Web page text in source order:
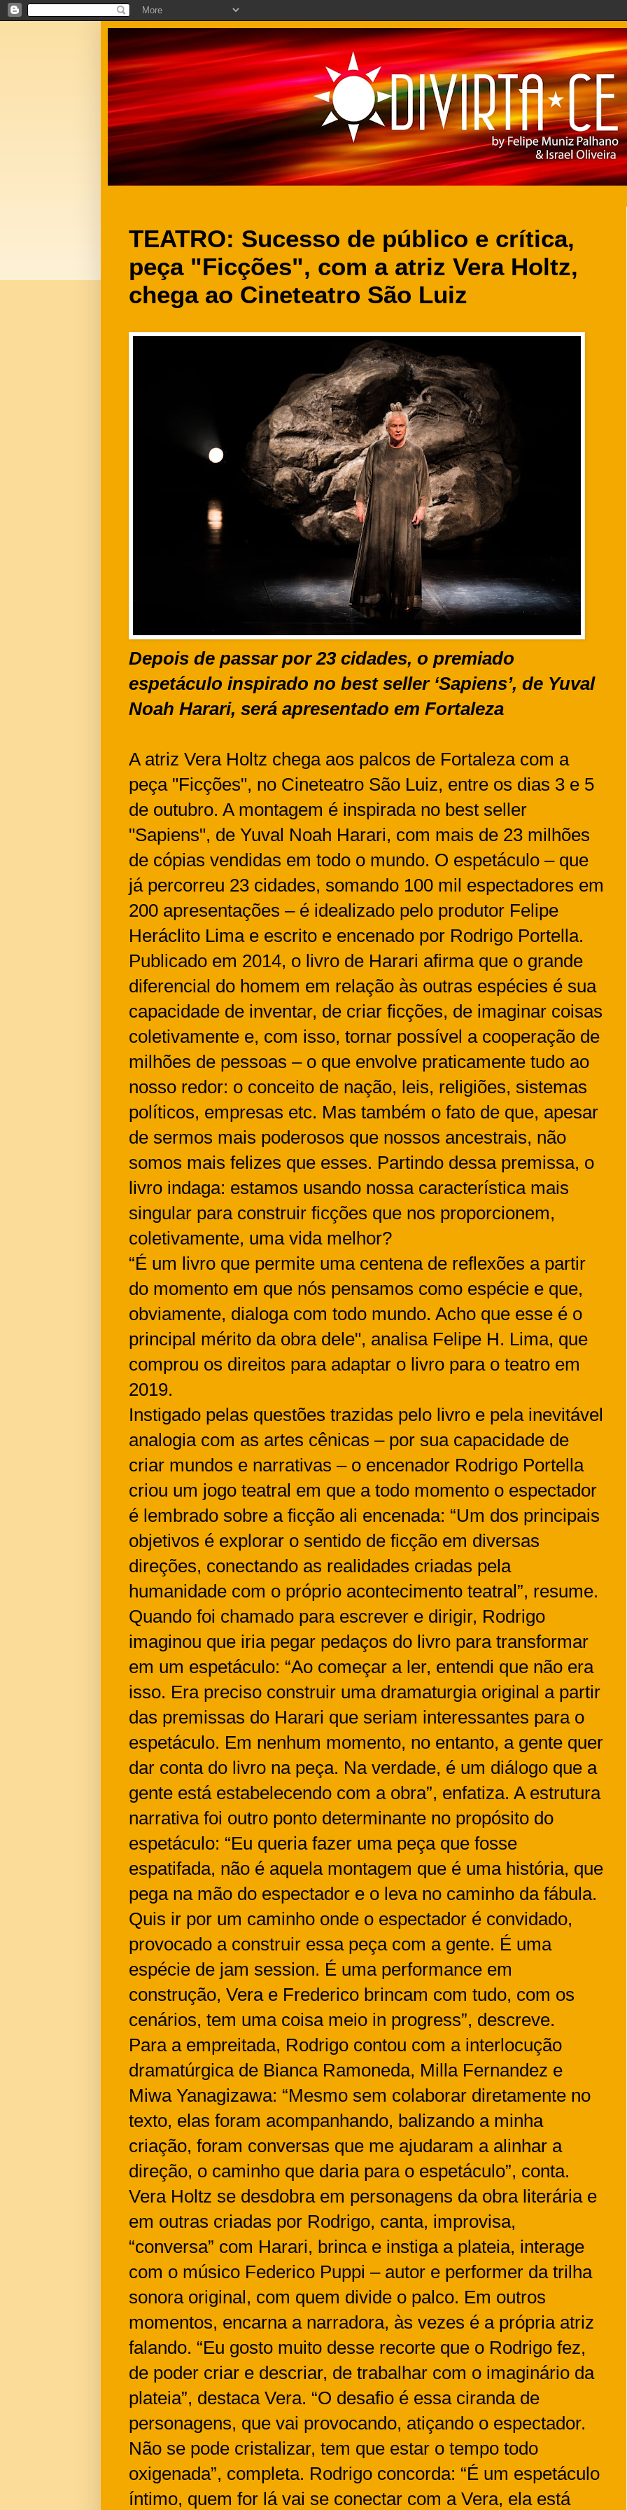
TEATRO: Sucesso de público e crítica,
peça "Ficções", com a atriz Vera Holtz,
chega ao Cineteatro São Luiz
Depois de passar por 23 cidades, o premiado
espetáculo inspirado no best seller ‘Sapiens’, de Yuval
Noah Harari, será apresentado em Fortaleza
A atriz Vera Holtz chega aos palcos de Fortaleza com a
peça "Ficções", no Cineteatro São Luiz, entre os dias 3 e 5
de outubro. A montagem é inspirada no best seller
"Sapiens", de Yuval Noah Harari, com mais de 23 milhões
de cópias vendidas em todo o mundo. O espetáculo – que
já percorreu 23 cidades, somando 100 mil espectadores em
200 apresentações – é idealizado pelo produtor Felipe
Heráclito Lima e escrito e encenado por Rodrigo Portella.
Publicado em 2014, o livro de Harari afirma que o grande
diferencial do homem em relação às outras espécies é sua
capacidade de inventar, de criar ficções, de imaginar coisas
coletivamente e, com isso, tornar possível a cooperação de
milhões de pessoas – o que envolve praticamente tudo ao
nosso redor: o conceito de nação, leis, religiões, sistemas
políticos, empresas etc. Mas também o fato de que, apesar
de sermos mais poderosos que nossos ancestrais, não
somos mais felizes que esses. Partindo dessa premissa, o
livro indaga: estamos usando nossa característica mais
singular para construir ficções que nos proporcionem,
coletivamente, uma vida melhor?
“É um livro que permite uma centena de reflexões a partir
do momento em que nós pensamos como espécie e que,
obviamente, dialoga com todo mundo. Acho que esse é o
principal mérito da obra dele", analisa Felipe H. Lima, que
comprou os direitos para adaptar o livro para o teatro em
2019.
Instigado pelas questões trazidas pelo livro e pela inevitável
analogia com as artes cênicas – por sua capacidade de
criar mundos e narrativas – o encenador Rodrigo Portella
criou um jogo teatral em que a todo momento o espectador
é lembrado sobre a ficção ali encenada: “Um dos principais
objetivos é explorar o sentido de ficção em diversas
direções, conectando as realidades criadas pela
humanidade com o próprio acontecimento teatral”, resume.
Quando foi chamado para escrever e dirigir, Rodrigo
imaginou que iria pegar pedaços do livro para transformar
em um espetáculo: “Ao começar a ler, entendi que não era
isso. Era preciso construir uma dramaturgia original a partir
das premissas do Harari que seriam interessantes para o
espetáculo. Em nenhum momento, no entanto, a gente quer
dar conta do livro na peça. Na verdade, é um diálogo que a
gente está estabelecendo com a obra”, enfatiza. A estrutura
narrativa foi outro ponto determinante no propósito do
espetáculo: “Eu queria fazer uma peça que fosse
espatifada, não é aquela montagem que é uma história, que
pega na mão do espectador e o leva no caminho da fábula.
Quis ir por um caminho onde o espectador é convidado,
provocado a construir essa peça com a gente. É uma
espécie de jam session. É uma performance em
construção, Vera e Frederico brincam com tudo, com os
cenários, tem uma coisa meio in progress”, descreve.
Para a empreitada, Rodrigo contou com a interlocução
dramatúrgica de Bianca Ramoneda, Milla Fernandez e
Miwa Yanagizawa: “Mesmo sem colaborar diretamente no
texto, elas foram acompanhando, balizando a minha
criação, foram conversas que me ajudaram a alinhar a
direção, o caminho que daria para o espetáculo”, conta.
Vera Holtz se desdobra em personagens da obra literária e
em outras criadas por Rodrigo, canta, improvisa,
“conversa” com Harari, brinca e instiga a plateia, interage
com o músico Federico Puppi – autor e performer da trilha
sonora original, com quem divide o palco. Em outros
momentos, encarna a narradora, às vezes é a própria atriz
falando. “Eu gosto muito desse recorte que o Rodrigo fez,
de poder criar e descriar, de trabalhar com o imaginário da
plateia”, destaca Vera. “O desafio é essa ciranda de
personagens, que vai provocando, atiçando o espectador.
Não se pode cristalizar, tem que estar o tempo todo
oxigenada”, completa. Rodrigo concorda: “É um espetáculo
íntimo, quem for lá vai se conectar com a Vera, ela está